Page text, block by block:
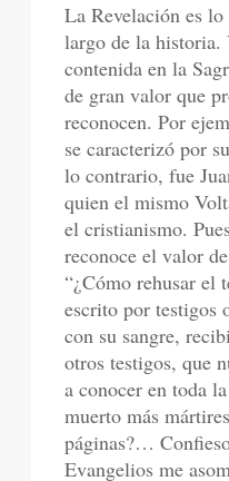
La Revelación es
largo de la historia.
contenida en la
de gran valor que
reconocen. Por
se caracterizó por
lo contrario, fue
quien el mismo
el cristianismo.
reconoce el valor
“¿Cómo rehusar el
escrito por testigos
con su sangre,
otros testigos, que
a conocer en toda
muerto más
páginas?…
Evangelios me